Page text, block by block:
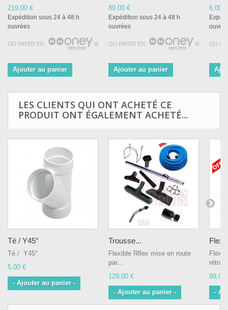
219,00 €
Expédition sous 24 à 48 h
ouvrées
OU PAYER EN
Ajouter au panier
89,00 €
Expédition sous 24 à 48 h
ouvrées
OU PAYER EN
Ajouter au panier
6,00 €
OU
LES CLIENTS QUI ONT ACHETÉ CE
PRODUIT ONT ÉGALEMENT ACHETÉ...
Té / Y45°
Té / Y45°
5,00 €
- Ajouter au panier -
Trousse...
Flexible Rflex mise en route
par...
129,00 €
- Ajouter au panier -
89,00
-